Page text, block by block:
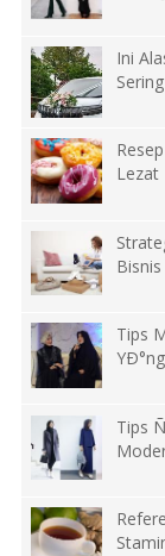
Ini
Lezat
Tips
Tips